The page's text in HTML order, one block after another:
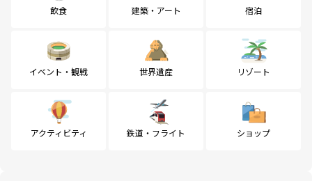
飲食 建築・アート 宿泊
イベント・観戦 世界遺産 リゾート
アクティビティ 鉄道・フライト ショップ